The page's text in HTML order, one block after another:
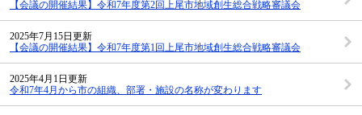
【会議の開催結果】令和7年度第2回上尾市地域創生総合戦略審議会
2025年7月15日更新
【会議の開催結果】令和7年度第1回上尾市地域創生総合戦略審議会
2025年4月1日更新
令和7年4月から市の組織、部署・施設の名称が変わります